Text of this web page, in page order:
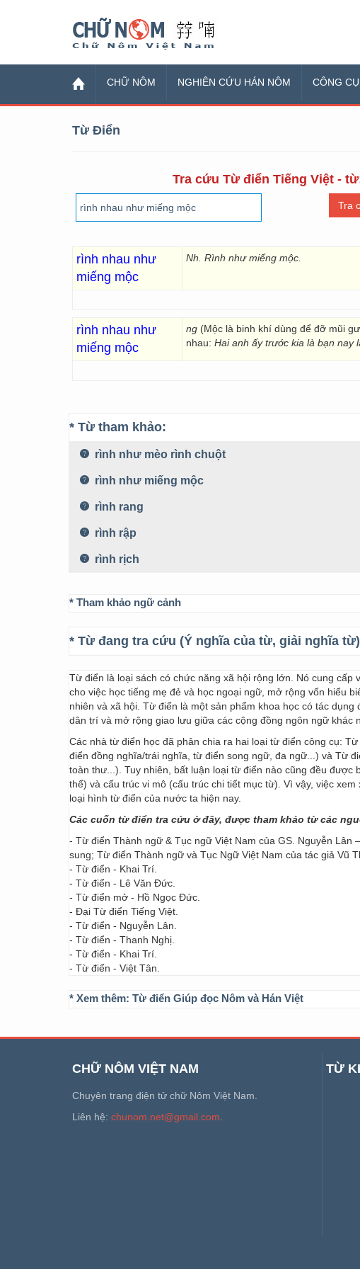
CHỮ NÔM NGHIÊN CỨU HÁN NÔM CÔNG
Từ Điển
Tra cứu Từ điển Tiếng Việt -
rình nhau như
miếng mộc
Nh. Rình như miếng mộc.
rình nhau như
miếng mộc
ng (Mộc là binh khí dùng để đỡ mũi
nhau: Hai anh ấy trước kia là bạn nay
* Từ tham khảo:
rình như mèo rình chuột
rình như miếng mộc
rình rang
rình rập
rình rịch
* Tham khảo ngữ cảnh
* Từ đang tra cứu (Ý nghĩa của từ, giải nghĩa
Từ điển là loại sách có chức năng xã hội rộng lớn. Nó cung
cho việc học tiếng mẹ đẻ và học ngoại ngữ, mở rộng vốn hiểu
nhiên và xã hội. Từ điển là một sản phẩm khoa học có tác
dân trí và mở rộng giao lưu giữa các cộng đồng ngôn ngữ khác
Các nhà từ điển học đã phân chia ra hai loại từ điển công cụ:
điển đồng nghĩa/trái nghĩa, từ điển song ngữ, đa ngữ...) và Từ
toàn thư...). Tuy nhiên, bất luận loại từ điển nào cũng đều
thể) và cấu trúc vi mô (cấu trúc chi tiết mục từ). Vì vậy, việc
loại hình từ điển của nước ta hiện nay.
Các cuốn từ điển tra cứu ở đây, được tham khảo từ các
- Từ điển Thành ngữ & Tục ngữ Việt Nam của GS. Nguyễn Lân
sung; Từ điển Thành ngữ và Tục Ngữ Việt Nam của tác giả Vũ
- Từ điển - Khai Trí.
- Từ điển - Lê Văn Đức.
- Từ điển mở - Hồ Ngọc Đức.
- Đại Từ điển Tiếng Việt.
- Từ điển - Nguyễn Lân.
- Từ điển - Thanh Nghị.
- Từ điển - Khai Trí.
- Từ điển - Việt Tân.
* Xem thêm: Từ điển Giúp đọc Nôm và Hán Việt
CHỮ NÔM VIỆT NAM
Chuyên trang điện tử chữ Nôm Việt Nam.
Liên hệ: chunom.net@gmail.com
TỪ